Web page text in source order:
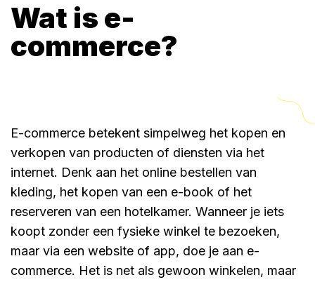
wat is e-
commerce?
E-commerce betekent simpelweg het kopen en
verkopen van producten of diensten via het
internet. Denk aan het online bestellen van
kleding, het kopen van een e-book of het
reserveren van een hotelkamer. Wanneer je iets
koopt zonder een fysieke winkel te bezoeken,
maar via een website of app, doe je aan e-
commerce. Het is net als gewoon winkelen, maar